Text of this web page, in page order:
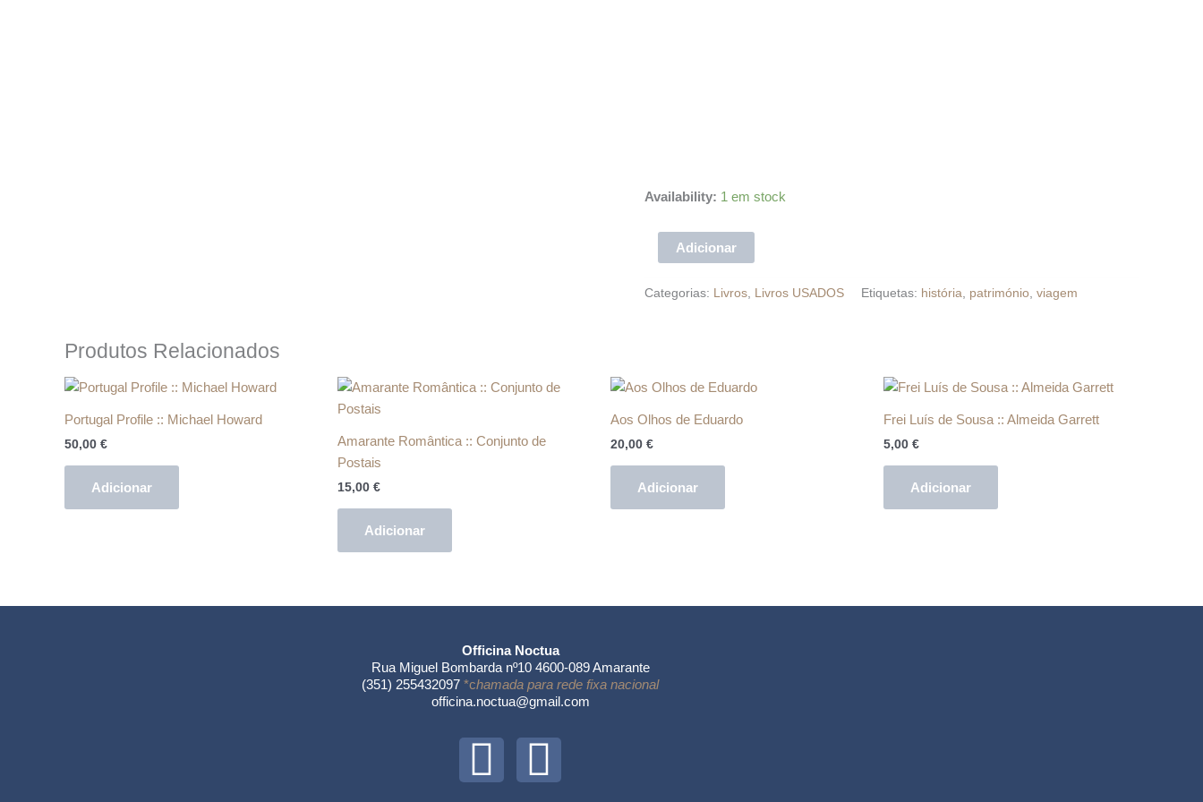
Availability: 1 em stock
Adicionar
Categorias: Livros, Livros USADOS Etiquetas: história, património, viagem
Produtos Relacionados
Portugal Profile :: Michael Howard
50,00 €
Adicionar
Amarante Romântica :: Conjunto de
Postais
15,00 €
Adicionar
Aos Olhos de Eduardo
20,00 €
Adicionar
Frei Luís de Sousa :: Almeida Garrett
5,00 €
Adicionar
Officina Noctua
Rua Miguel Bombarda nº10 4600-089 Amarante
(351) 255432097 *chamada para rede fixa nacional
officina.noctua@gmail.com
F
I